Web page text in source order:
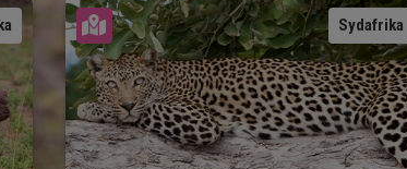
Sydafrika
Se karta